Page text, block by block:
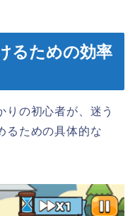
るための効率
りの初心者が、迷う
るための具体的な